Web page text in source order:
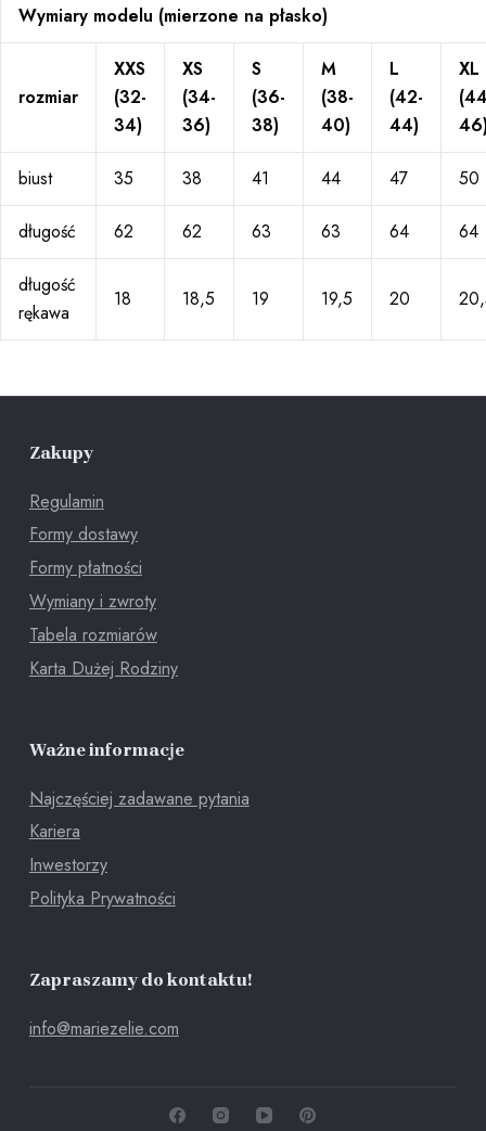
Wymiary modelu (mierzone na płasko)
rozmiar
XXS
(32-
34)
XS
(34-
36)
S
(36-
38)
M
(38-
40)
L
(42-
44)
XL
biust 35 38 41 44 47 50
długość 62 62 63 63 64 64
długość
rękawa
18 18,5 19 19,5 20
Zakupy
Regulamin
Formy dostawy
Formy płatności
Wymiany i zwroty
Tabela rozmiarów
Karta Dużej Rodziny
Ważne informacje
Najczęściej zadawane pytania
Kariera
Inwestorzy
Polityka Prywatności
Zapraszamy do kontaktu!
info@mariezelie.com